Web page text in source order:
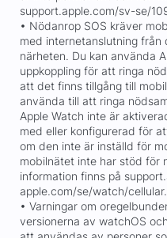
support.apple.com/sv-se/
• Nödanrop SOS kräver
med internetanslutning från
närheten. Du kan använda
uppkoppling för att ringa
att det finns tillgång till
använda till att ringa
Apple Watch inte är
med eller konfigurerad för
om den inte är inställd för
mobilnätet inte har stöd för
information finns på
apple.com/se/watch/cellular.
• Varningar om
versionerna av watchOS